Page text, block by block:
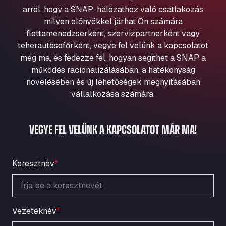
Aqua Ariva GmbH
Marie-Curie-Straße 24, 68219
Aral Autohof Bockel
An der Autobahn 1, 27404
ARAL Autohof Bockenem
Oppelner Str. 1, 31167
ARAL Autohof Merklingen
Schellweilerstraße 1, 66871
Obernburger Str. 127, 63811
Ardleigh South Services
a120 westbound, CO77SL
arról, hogy a SNAP-hálózathoz való csatlakozás
milyen előnyökkel járhat Ön számára
flottamenedzserként, szervizpartnerként vagy
teherautósofőrként, vegye fel velünk a kapcsolatot
még ma, és fedezze fel, hogyan segíthet a SNAP a
működés racionalizálásában, a hatékonyság
növelésében és új lehetőségek megnyitásában
vállalkozása számára.
VEGYE FEL VELÜNK A KAPCSOLATOT MÁR MA!
Keresztnév*
Vezetéknév*